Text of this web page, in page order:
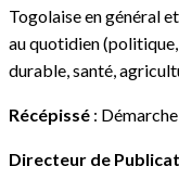
Togolaise en général
au quotidien
durable, santé,
Récépissé :
Directeur de